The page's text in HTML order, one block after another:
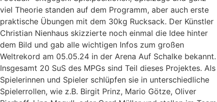
viel Theorie standen auf dem Programm, aber auch erste
praktische Übungen mit dem 30kg Rucksack. Der Künstler
Christian Nienhaus skizzierte noch einmal die Idee hinter
dem Bild und gab alle wichtigen Infos zum großen
Weltrekord am 05.05.24 in der Arena Auf Schalke bekannt.
Insgesamt 20 SuS des MPGs sind Teil dieses Projektes. Als
Spielerinnen und Spieler schlüpfen sie in unterschiedliche
Spielerrollen, wie z.B. Birgit Prinz, Mario Götze, Oliver